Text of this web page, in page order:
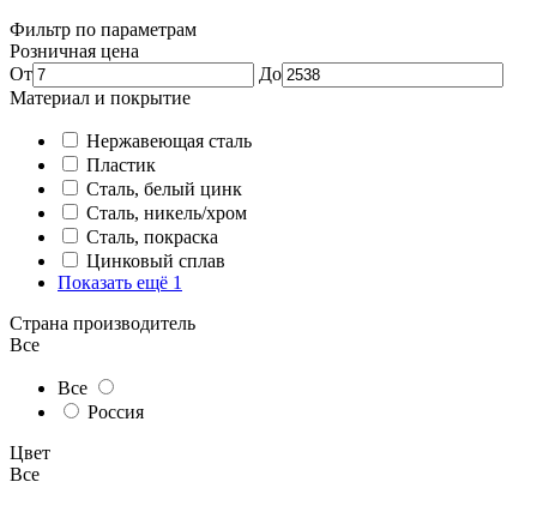
Фильтр по параметрам
Розничная цена
От
До
Материал и покрытие
Нержавеющая сталь
Пластик
Сталь, белый цинк
Сталь, никель/хром
Сталь, покраска
Цинковый сплав
Показать ещё 1
Страна производитель
Все
Все
Россия
Цвет
Все